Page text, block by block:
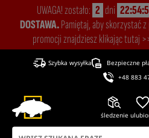
UWAGA! zostało: 2 dni
DOSTAWA.Pamiętaj, aby skorzystać
promocji znajdziesz klikając tutaj
Szybka wysyłka Bezpieczne
+48 883
śledzenie